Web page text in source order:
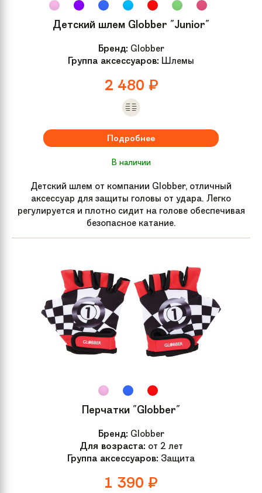
Детский шлем Globber "Junior"
Бренд: Globber
Группа аксессуаров: Шлемы
2 480 ₽
Подробнее
В наличии
Детский шлем от компании Globber, отличный
аксессуар для защиты головы от удара. Легко
регулируется и плотно сидит на голове обеспечивая
безопасное катание.
Перчатки "Globber"
Бренд: Globber
Для возраста: от 2 лет
Группа аксессуаров: Защита
1 390 ₽